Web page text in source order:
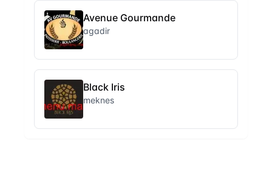
Avenue Gourmande
agadir
Black Iris
meknes